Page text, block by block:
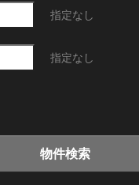
指定なし
指定なし
物件検索